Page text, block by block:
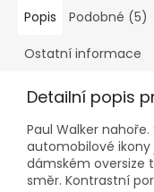
Popis Podobné (5)
Ostatní informace
Detailní popis
Paul Walker
automobilové
dámském oversize
směr. Kontrastní